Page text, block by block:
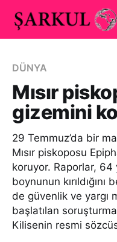
DÜNYA
Mısır
gizemini
29 Temmuz’da bir
Mısır piskoposu
koruyor. Raporlar, 64
boynunun
de güvenlik ve yargı
başlatılan
Kilisenin resmi